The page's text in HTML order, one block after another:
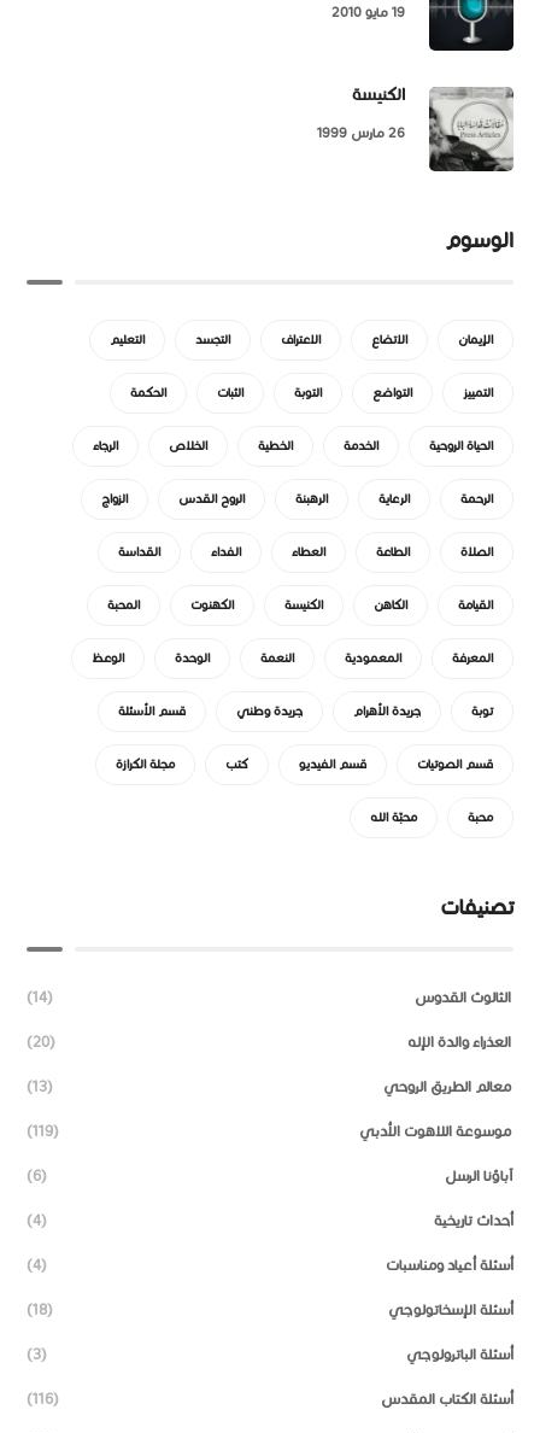
19 مايو 2010
الكنيسة
26 مارس 1999
الوسوم
الإيمان الاتضاع الاعتراف التجسد التعليم
التمييز التواضع التوبة الثبات الحكمة
الحياة الروحية الخدمة الخطية الخلاص الرجاء
الرحمة الرعاية الرهبنة الروح القدس الزواج
الصلاة الطاعة العطاء الفداء القداسة
القيامة الكاهن الكنيسة الكهنوت المحبة
المعرفة المعمودية النعمة الوحدة الوعظ
توبة جريدة الأهرام جريدة وطني قسم الأسئلة
قسم الصوتيات قسم الفيديو كتب مجلة الكرازة
محبة محبّة الله
تصنيفات
الثالوث القدوس (14)
العذراء والدة الإله (20)
معالم الطريق الروحي (13)
موسوعة اللاهوت الأدبي (119)
آباؤنا الرسل (6)
أحداث تاريخية (4)
أسئلة أعياد ومناسبات (4)
أسئلة الإسخاتولوجي (18)
أسئلة الباترولوجي (3)
أسئلة الكتاب المقدس (116)